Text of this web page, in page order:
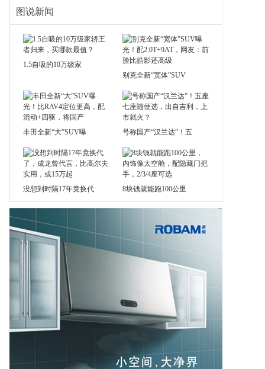
图说新闻
1.5自吸的10万级家
别克全新“宽体”SUV
丰田全新“大”SUV曝 号称国产“汉兰达”！五
没想到时隔17年竟换代 8块钱就能跑100公里